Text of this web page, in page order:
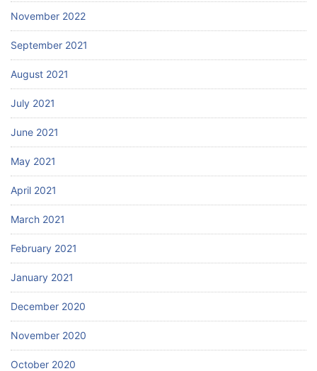
November 2022
September 2021
August 2021
July 2021
June 2021
May 2021
April 2021
March 2021
February 2021
January 2021
December 2020
November 2020
October 2020